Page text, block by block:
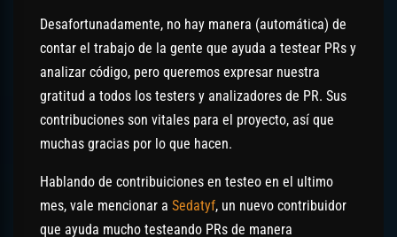
Desafortunadamente, no hay manera (automática) de
contar el trabajo de la gente que ayuda a testear PRs y
analizar código, pero queremos expresar nuestra
gratitud a todos los testers y analizadores de PR. Sus
contribuciones son vitales para el proyecto, así que
muchas gracias por lo que hacen.
Hablando de contribuiciones en testeo en el ultimo
mes, vale mencionar a Sedatyf, un nuevo contribuidor
que ayuda mucho testeando PRs de manera